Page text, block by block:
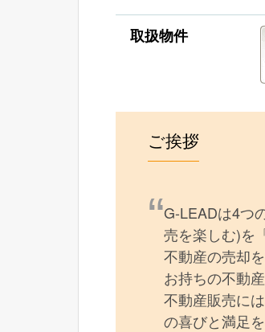
取扱物件
ご挨拶
G-LEADは4つ
売を楽しむ)を
不動産の売却
お持ちの不動
不動産販売に
の喜びと満足